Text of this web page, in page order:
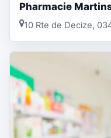
Pharmacie
10 Rte de Decize,